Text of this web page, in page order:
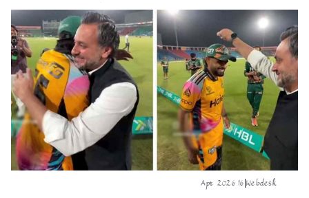
Webdesk
|
16 Apr 2026